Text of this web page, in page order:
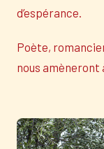
d’espérance.
Poète,
nous amèneront